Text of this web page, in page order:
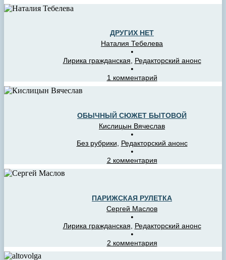
ДРУГИХ НЕТ
Наталия Тебелева
•
Лирика гражданская, Редакторский анонс
•
1 комментарий
ОБЫЧНЫЙ СЮЖЕТ БЫТОВОЙ
Кислицын Вячеслав
•
Без рубрики Редакторский анонс
•
2 комментария
ПАРИЖСКАЯ РУЛЕТКА
Сергей Маслов
•
Лирика гражданская Редакторский анонс
•
2 комментария